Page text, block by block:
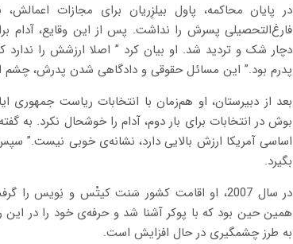
در پایان محاکمه، پاول بیلزِریان برای مجازات
دچار شک و تردید شد. او بیان کرد ” اصلا ارزشش را
پدرم بود.” این مسائل حقوقی و دادگاهی شدن پدرش، چشم
بوش در انتخابات برای بار دوم، آدام را خوشحال نکرد. به
اساسی آمریکا ارزش بالایی دارد، نشانه‌ی خوبی نیست.”
بگیرد.
در سال 2007، او اقامت کشور سَنت کیتْس و نِویس
همین حین بود که با پوکر آشنا شد و حرفه‌ی خود را در این
به طرز چشمگیری در حال افزایش است.